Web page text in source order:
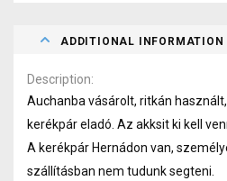
ADDITIONAL INFORMATION
Description
Auchanba vásárolt, ritkán
kerékpár eladó. Az akksit ki kell
A kerékpár Hernádon van,
szállításban nem tudunk segteni.